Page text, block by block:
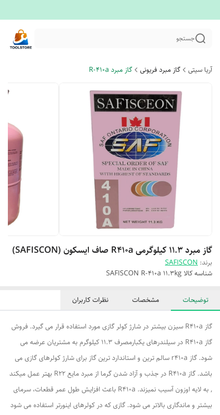
جستجو
آریا سیتی گاز مبرد فریونی گاز مبرد R-410a
گاز مبرد ۱۱.۳ کیلوگرمی R410a صاف ایسکون (SAFISCON)
برند: SAFISCON
شناسه کالا SAFISCON R-410a 11.3kg
توضیحات مشخصات نظرات کاربران
گاز R410a سیزن بیشتر در شارژ کولر گازی مورد استفاده قرار می گیرد. فروش
گاز R410a در سیلندرهای یکبارمصرف 11.3 کیلوگرم به مشتریان عرضه می
شود. گاز r410a سالم ترین و استاندارد ترین گاز برای شارژ کولرهای گازی می
باشد. گاز R410a در جذب و آزاد شدن گرما از مبرد مایع R22 بهتر عمل میکند
, به لایه اوزون آسیب نمیزند. R410a باعث افزایش طول عمر قطعات، سرمای
بیشتر و ماندگاری بالاتر می شود. گازی که در کولرهای اینورتر استفاده می شود